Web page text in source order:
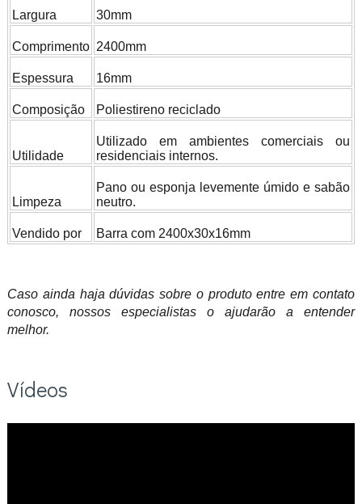
Largura 30mm
Comprimento 2400mm
Espessura 16mm
Composição Poliestireno reciclado
Utilidade
Utilizado em ambientes comerciais ou
residenciais internos.
Limpeza
Pano ou esponja levemente úmido e sabão
neutro.
Vendido por Barra com 2400x30x16mm
Caso ainda haja dúvidas sobre o produto entre em contato
conosco, nossos especialistas o ajudarão a entender
melhor.
Vídeos